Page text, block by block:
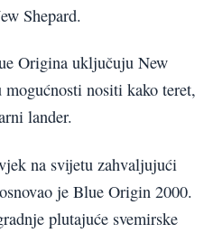
Shepard.
Origina uključuju New
nositi kako teret,
lander.
na svijetu zahvaljujući
je Blue Origin 2000.
plutajuće svemirske